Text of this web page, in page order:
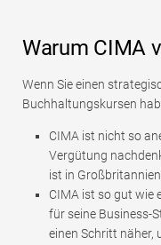
Warum CIMA
Wenn Sie einen
Buchhaltungskursen
CIMA ist nicht so
Vergütung
ist in
CIMA ist so gut wie
für seine Business-
einen Schritt näher,